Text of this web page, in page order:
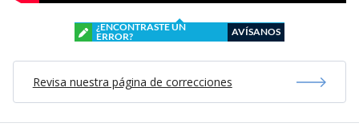
¿ENCONTRASTE UN
ERROR?
AVÍSANOS
Revisa nuestra página de correcciones